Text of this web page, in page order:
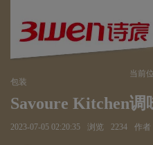
当前
包装
Savoure Kitchen
2023-07-05 02:20:35 浏览 2234 作者